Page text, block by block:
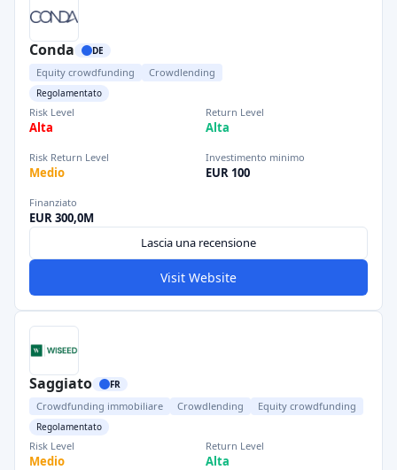
Conda DE
Equity crowdfunding Crowdlending
Regolamentato
Risk Level
Alta
Return Level
Alta
Risk Return Level
Medio
Investimento minimo
EUR 100
Finanziato
EUR 300,0M
Lascia una recensione
Visit Website
Saggiato FR
Crowdfunding immobiliare Crowdlending Equity crowdfunding
Regolamentato
Risk Level
Medio
Return Level
Alta